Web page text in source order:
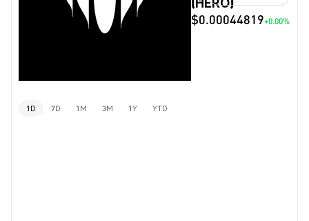
$0.00044819+0.00%
1D 7D 1M 3M 1Y YTD